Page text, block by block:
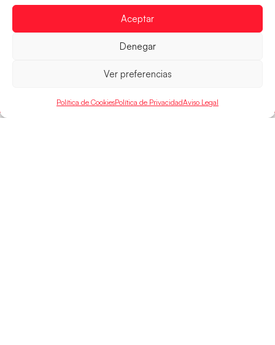
Aceptar
Denegar
Ver preferencias
Política de CookiesPolítica de PrivacidadAviso Legal
Guerreras Juveniles en la conquista del oro
mañana, a las 17:30h., el oro en el Campeonato del